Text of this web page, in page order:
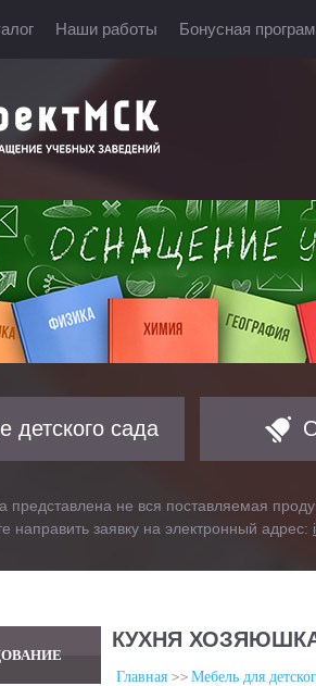
Наши работы Бонусная
детского сада
представлена не вся поставляемая
направить заявку на электронный адрес:
КУХНЯ
Главная Мебель для